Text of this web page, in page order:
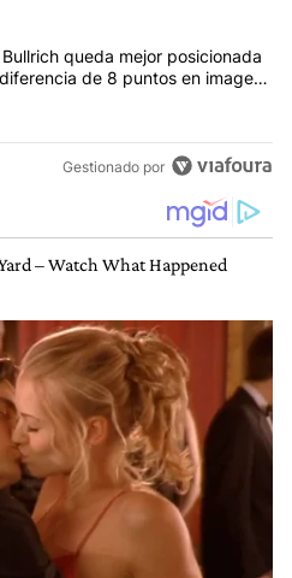
el título "Encuesta: Patricia
queda mejor posicionada
de 8 puntos en imagen
Gestionado por